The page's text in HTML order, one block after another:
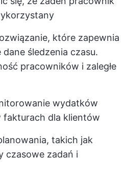
które zapewnia
śledzenia czasu.
pracowników i zaległe
wydatków
fakturach dla klientów
takich jak
czasowe zadań i